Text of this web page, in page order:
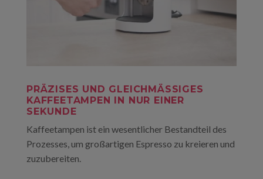
PRÄZISES UND GLEICHMÄSSIGES K
AFFEETAMPEN IN NUR EINER S
EKUNDE
Kaffeetampen ist ein wesentlicher Bestandteil des
Prozesses, um großartigen Espresso zu kreieren und
zuzubereiten.